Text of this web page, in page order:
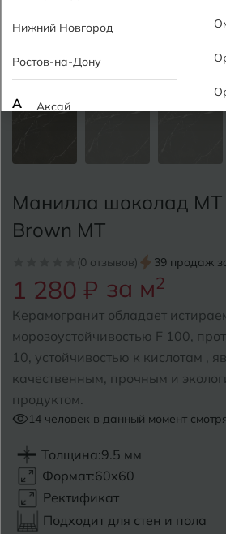
Манилла шоколад MT
Brown MT
(0 отзывов) 39 продаж
1 280 ₽ за м2
Керамогранит обладает
морозоустойчивостью F 100,
10, устойчивостью к кислотам ,
качественным, прочным и
продуктом.
14 человек в данный момент
Толщина:9.5 мм
Формат:60x60
Ректификат
Подходит для стен и пола
Нижний Новгород
Ростов-на-Дону
А Аксай
Анапа
Б Барнаул
Белгород
Белореченск
Боровичи
Бугульма
Бугуруслан